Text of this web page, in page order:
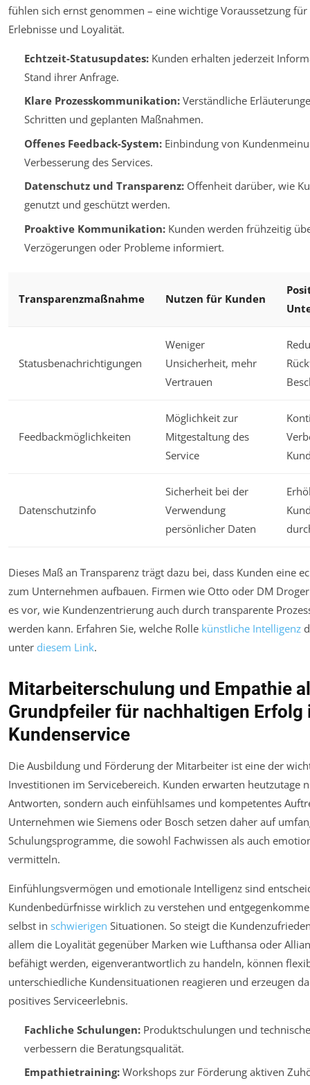
fühlen sich ernst genommen – eine wichtige Voraussetzung
Erlebnisse und Loyalität.
Echtzeit-Statusupdates:Kunden erhalten jederzeit
Stand ihrer Anfrage.
Klare Prozesskommunikation:Verständliche
Schritten und geplanten Maßnahmen.
Offenes Feedback-System:Einbindung von
Verbesserung des Services.
Datenschutz und Transparenz:Offenheit darüber, wie
genutzt und geschützt werden.
Proaktive Kommunikation:Kunden werden frühzeitig
Verzögerungen oder Probleme informiert.
Transparenzmaßnahme Nutzen für Kunden
Statusbenachrichtigungen
Weniger
Unsicherheit, mehr
Vertrauen
Feedbackmöglichkeiten
Möglichkeit zur
Mitgestaltung des
Service
Datenschutzinfo
Sicherheit bei der
Verwendung
persönlicher Daten
Dieses Maß an Transparenz trägt dazu bei, dass Kunden eine
zum Unternehmen aufbauen. Firmen wie Otto oder DM
es vor, wie Kundenzentrierung auch durch transparente
werden kann. Erfahren Sie, welche Rolle künstliche Intelligenz
unter diesem Link.
Mitarbeiterschulung und Empathie
Grundpfeiler für nachhaltigen Erfolg
Kundenservice
Die Ausbildung und Förderung der Mitarbeiter ist eine der
Investitionen im Servicebereich. Kunden erwarten heutzutage
Antworten, sondern auch einfühlsames und kompetentes
Unternehmen wie Siemens oder Bosch setzen daher auf
Schulungsprogramme, die sowohl Fachwissen als auch
vermitteln.
Einfühlungsvermögen und emotionale Intelligenz sind
Kundenbedürfnisse wirklich zu verstehen und
selbst in schwierigen Situationen. So steigt die
allem die Loyalität gegenüber Marken wie Lufthansa oder
befähigt werden, eigenverantwortlich zu handeln, können
unterschiedliche Kundensituationen reagieren und erzeugen
positives Serviceerlebnis.
Fachliche Schulungen:Produktschulungen und
verbessern die Beratungsqualität.
Empathietraining:Workshops zur Förderung aktiven